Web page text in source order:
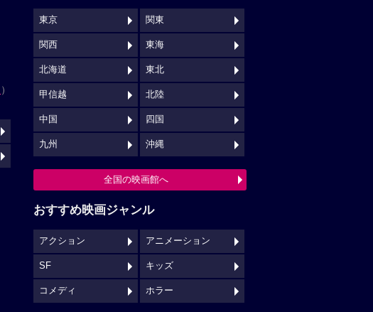
）
東京 関東
関西 東海
北海道 東北
甲信越 北陸
中国 四国
九州 沖縄
全国の映画館へ
おすすめ映画ジャンル
アクション アニメーション
SF キッズ
コメディ ホラー